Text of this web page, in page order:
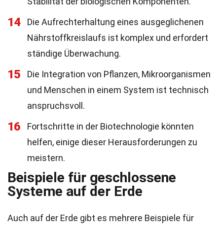
14
Die Aufrechterhaltung eines ausgeglichenen
Nährstoffkreislaufs ist komplex und erfordert
ständige Überwachung.
15
Die Integration von Pflanzen, Mikroorganismen
und Menschen in einem System ist technisch
anspruchsvoll.
16
Fortschritte in der Biotechnologie könnten
helfen, einige dieser Herausforderungen zu
meistern.
Beispiele für geschlossene
Systeme auf der Erde
Auch auf der Erde gibt es mehrere Beispiele für